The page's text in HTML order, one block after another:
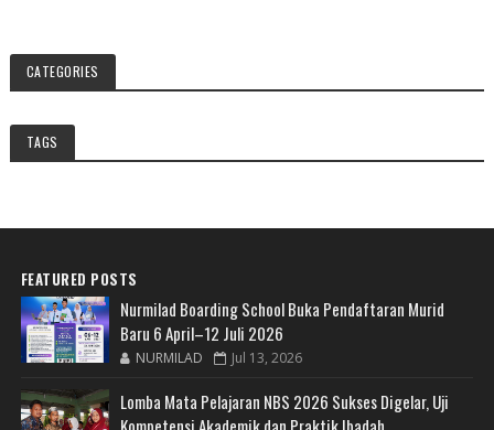
CATEGORIES
TAGS
FEATURED POSTS
Nurmilad Boarding School Buka Pendaftaran Murid
Baru 6 April–12 Juli 2026
NURMILAD Jul 13, 2026
Lomba Mata Pelajaran NBS 2026 Sukses Digelar, Uji